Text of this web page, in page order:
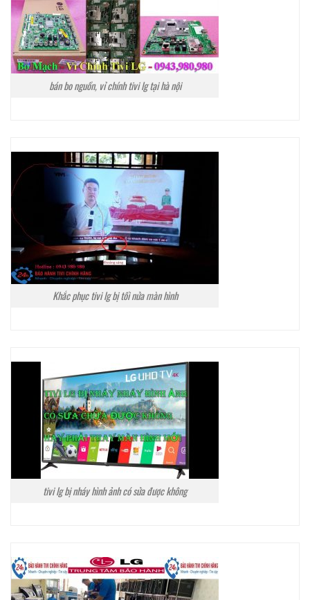
bán bo nguồn, vỉ chính tivi lg tại hà nội
Khắc phục tivi lg bị tối nửa màn hình
tivi lg bị nháy hình ảnh có sửa được không